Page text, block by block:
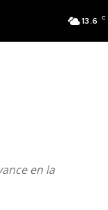
13.6 C
en la